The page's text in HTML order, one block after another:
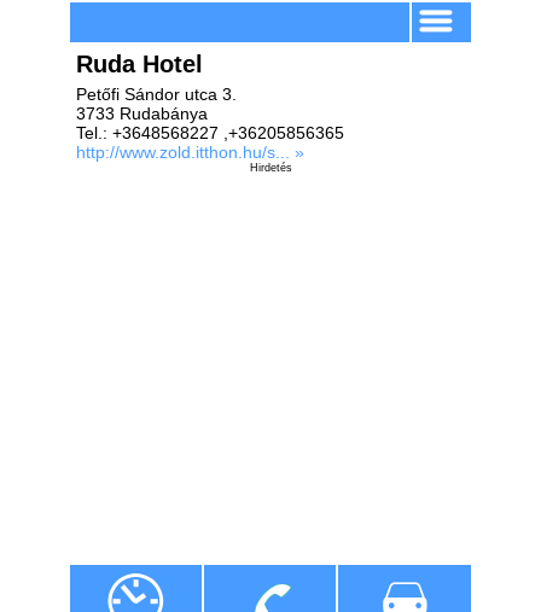
Ruda Hotel
Petőfi Sándor utca 3.
3733 Rudabánya
Tel.: +3648568227 ,+36205856365
http://www.zold.itthon.hu/s... »
Hirdetés